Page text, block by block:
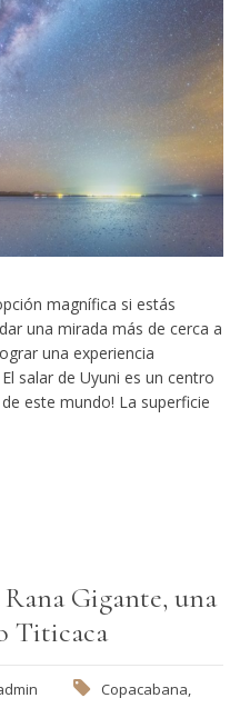
magnífica si estás
una mirada más de cerca a
una experiencia
salar de Uyuni es un centro
este mundo! La superficie
Gigante, una
Titicaca
Copacabana,